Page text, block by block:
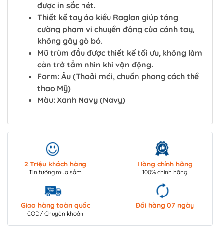
được in sắc nét.
Thiết kế tay áo kiểu Raglan giúp tăng
cường phạm vi chuyển động của cánh tay,
không gây gò bó.
Mũ trùm đầu được thiết kế tối ưu, không làm
cản trở tầm nhìn khi vận động.
Form: Âu (Thoải mái, chuẩn phong cách thể
thao Mỹ)
Màu: Xanh Navy (Navy)
2 Triệu khách hàng
Tin tưởng mua sắm
Hàng chính hãng
100% chính hãng
Giao hàng toàn quốc
COD/ Chuyển khoản
Đổi hàng 07 ngày